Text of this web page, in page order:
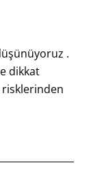
.
dikkat
risklerinden